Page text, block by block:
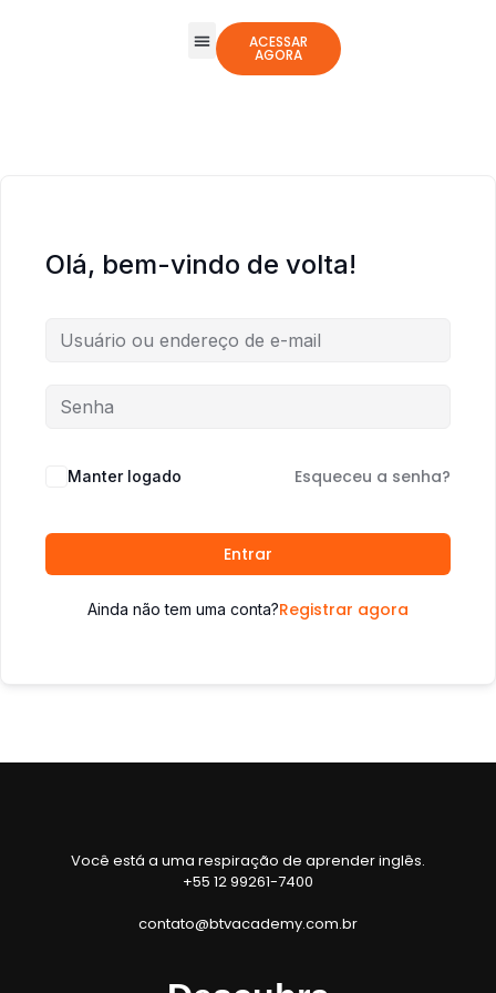
ACESSAR
AGORA
Olá, bem-vindo de volta!
Manter logado Esqueceu a senha?
Entrar
Ainda não tem uma conta?Registrar agora
Você está a uma respiração de aprender inglês.
+55 12 99261-7400
contato@btvacademy.com.br